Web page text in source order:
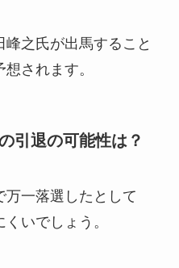
之氏が出馬すること
されます。
引退の可能性は？
一落選したとして
いでしょう。